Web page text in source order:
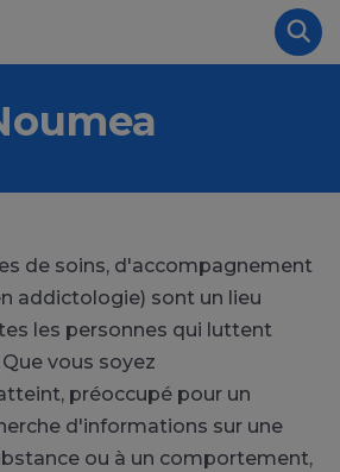
de soins, d'accompagnement
addictologie) sont un lieu
les personnes qui luttent
vous soyez
préoccupé pour un
d'informations sur une
ou à un comportement,
cookies